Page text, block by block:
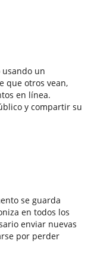
un
que otros vean,
en línea.
y compartir su
se guarda
en todos los
enviar nuevas
por perder